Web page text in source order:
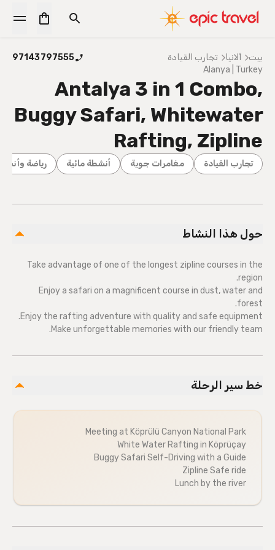
بيت ألانيا تجارب القيادة
97143797555
Alanya | Turkey
Antalya 3 in 1 Combo,
Buggy Safari, Whitewater
Rafting, Zipline
تجارب القيادة مغامرات جوية أنشطة مائية رياضة
حول هذا النشاط
Take advantage of one of the longest zipline courses in the
region.
Enjoy a safari on a magnificent course in dust, water and
forest.
Enjoy the rafting adventure with quality and safe equipment.
Make unforgettable memories with our friendly team.
خط سير الرحلة
Meeting at Köprülü Canyon National Park
White Water Rafting in Köprüçay
Buggy Safari Self-Driving with a Guide
Zipline Safe ride
Lunch by the river